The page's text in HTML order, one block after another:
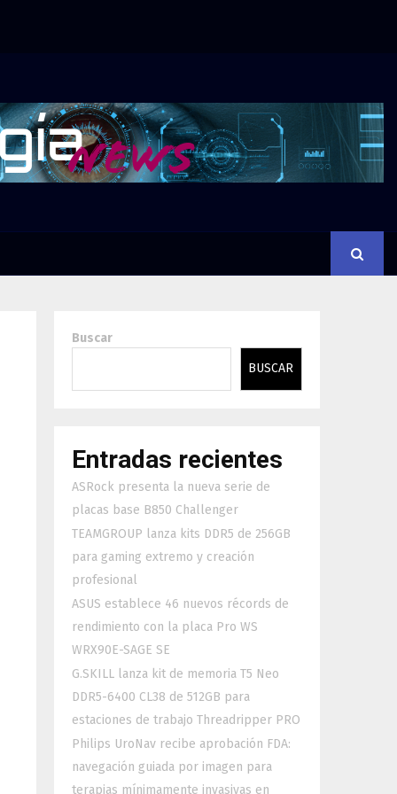
Buscar
BUSCAR
Entradas recientes
ASRock presenta la nueva serie de
placas base B850 Challenger
TEAMGROUP lanza kits DDR5 de 256GB
para gaming extremo y creación
profesional
ASUS establece 46 nuevos récords de
rendimiento con la placa Pro WS
WRX90E-SAGE SE
G.SKILL lanza kit de memoria T5 Neo
DDR5-6400 CL38 de 512GB para
estaciones de trabajo Threadripper PRO
Philips UroNav recibe aprobación FDA:
navegación guiada por imagen para
terapias mínimamente invasivas en